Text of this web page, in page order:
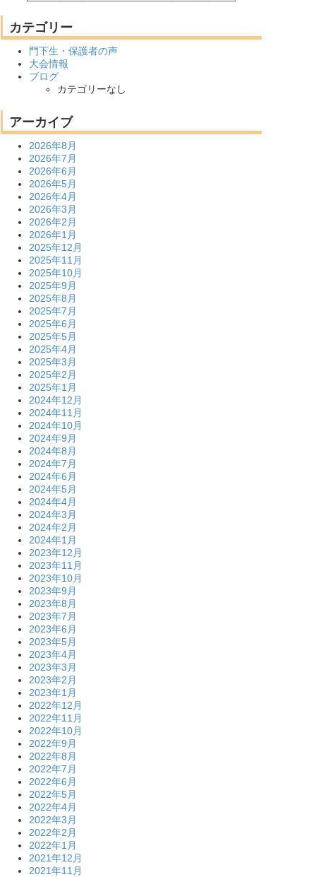
カテゴリー
門下生・保護者の声
大会情報
ブログ
カテゴリーなし
アーカイブ
2026年8月
2026年7月
2026年6月
2026年5月
2026年4月
2026年3月
2026年2月
2026年1月
2025年12月
2025年11月
2025年10月
2025年9月
2025年8月
2025年7月
2025年6月
2025年5月
2025年4月
2025年3月
2025年2月
2025年1月
2024年12月
2024年11月
2024年10月
2024年9月
2024年8月
2024年7月
2024年6月
2024年5月
2024年4月
2024年3月
2024年2月
2024年1月
2023年12月
2023年11月
2023年10月
2023年9月
2023年8月
2023年7月
2023年6月
2023年5月
2023年4月
2023年3月
2023年2月
2023年1月
2022年12月
2022年11月
2022年10月
2022年9月
2022年8月
2022年7月
2022年6月
2022年5月
2022年4月
2022年3月
2022年2月
2022年1月
2021年12月
2021年11月